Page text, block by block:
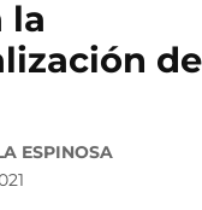
la
ESPINOSA